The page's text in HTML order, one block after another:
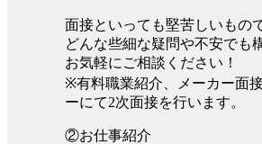
面接といっても堅苦しいもの
どんな些細な疑問や不安でも
お気軽にご相談ください！
※有料職業紹介、メーカー面
ーにて2次面接を行います。
②お仕事紹介